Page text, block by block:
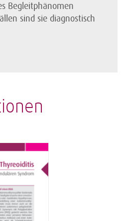
Begleitphänomen
sind sie diagnostisch